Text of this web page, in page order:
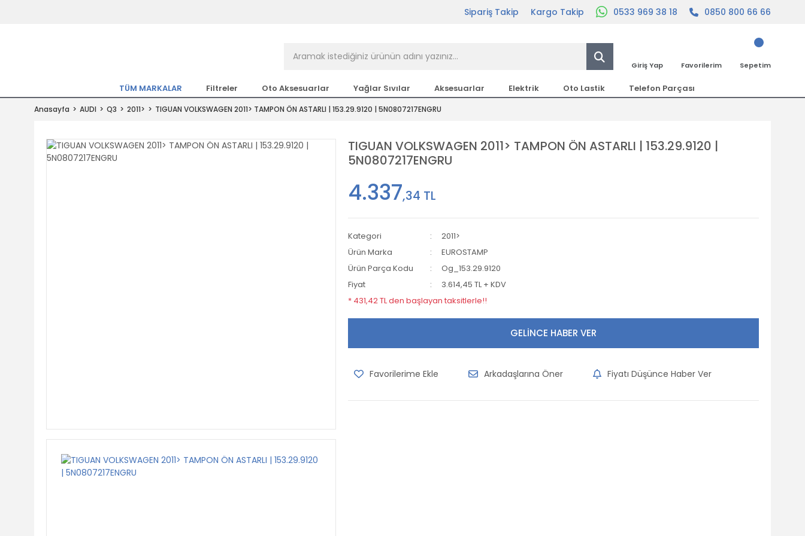
Tıkla Al, Mutlu Kal!
Sipariş Takip Kargo Takip 0533 969 38 18 0850 800 66 66
Giriş Yap Favorilerim Sepetim
TÜM MARKALAR Filtreler Oto Aksesuarlar Yağlar Sıvılar Aksesuarlar Elektrik Oto Lastik Telefon Parçası
Anasayfa AUDI Q3 2011> TIGUAN VOLKSWAGEN 2011> TAMPON ÖN ASTARLI | 153.29.9120 | 5N0807217ENGRU
TIGUAN VOLKSWAGEN 2011> TAMPON ÖN ASTARLI | 153.29.9120 |
5N0807217ENGRU
4.337,34 TL
Kategori
2011>
Ürün Marka
EUROSTAMP
Ürün Parça Kodu
Og_153.29.9120
Fiyat
3.614,45 TL + KDV
* 431,42 TL den başlayan taksitlerle!!
GELİNCE HABER VER
Arkadaşlarına Öner Fiyatı Düşünce Haber Ver